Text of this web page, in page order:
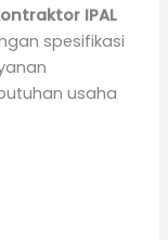
IPAL
spesifikasi
usaha